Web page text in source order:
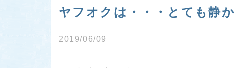
ヤフオクは・・・とても静
2019/06/09